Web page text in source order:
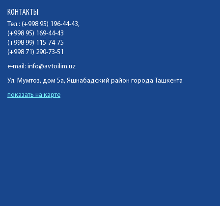
КОНТАКТЫ
Тел.: (+998 95) 196-44-43,
(+998 95) 169-44-43
(+998 99) 115-74-75
(+998 71) 290-73-51
e-mail: info@avtoilim.uz
Ул. Мумтоз, дом 5а, Яшнабадский район города Ташкента
показать на карте